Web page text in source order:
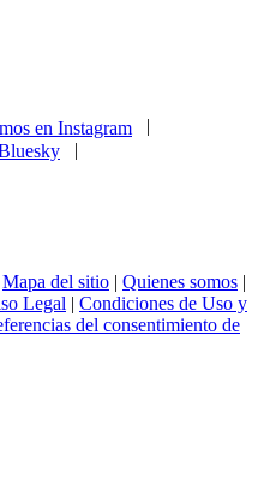
|
Mapa del sitio | Quienes somos |
Legal | Condiciones de Uso y
del consentimiento de